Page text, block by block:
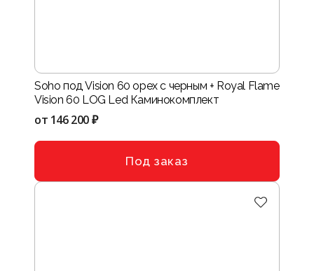
Soho под Vision 60 орех с черным + Royal Flame
Vision 60 LOG Led Каминокомплект
от 146 200 ₽
Под заказ